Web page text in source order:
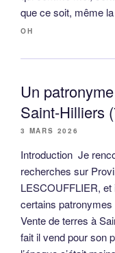
que ce soit, même
OH
Un
Saint-Hilliers
3 MARS 2026
Introduction Je
recherches sur
LESCOUFFLIER,
certains
Vente de terres à
fait il vend pour son